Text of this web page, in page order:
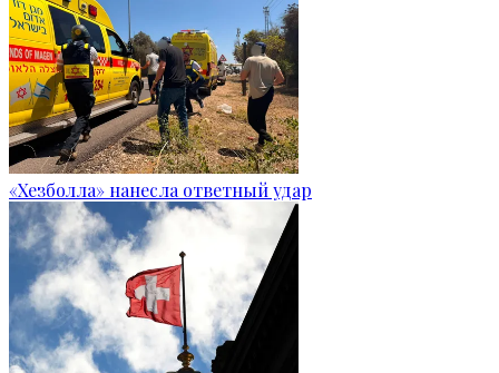
«Хезболла» нанесла ответный удар